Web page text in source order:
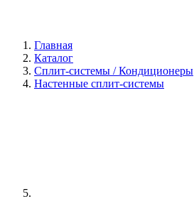
Главная
Каталог
Сплит-системы / Кондиционеры
Настенные сплит-системы